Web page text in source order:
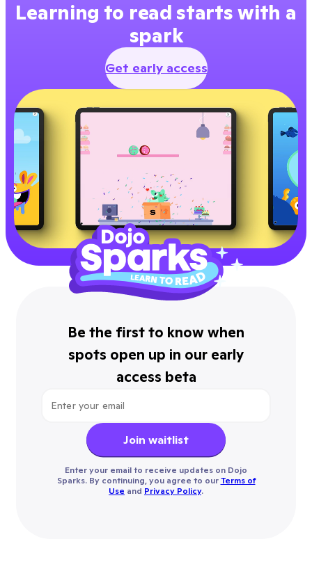
Learning to read starts with a
spark
Get early access
Be the first to know when
spots open up in our early
access beta
Join waitlist
Enter your email to receive updates on Dojo
Sparks. By continuing, you agree to our Terms of
Use and Privacy Policy.